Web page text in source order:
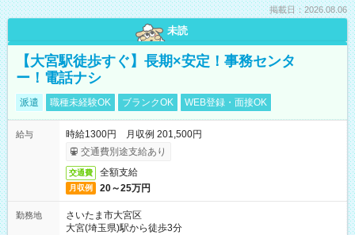
掲載日：2026.08.06
未読
【大宮駅徒歩すぐ】長期×安定！事務センタ
ー！電話ナシ
派遣 職種未経験OK ブランクOK WEB登録・面接OK
給与
時給1300円 月収例 201,500円
交通費別途支給あり
交通費 全額支給
月収例 20～25万円
勤務地
さいたま市大宮区
大宮(埼玉県)駅から徒歩3分